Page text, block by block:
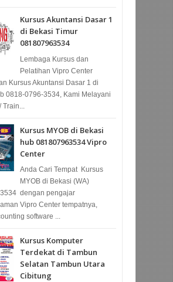
Kursus Akuntansi Dasar 1
di Bekasi Timur
081807963534
Lembaga Kursus dan
Pelatihan Vipro Center
Kursus Akuntansi Dasar 1 di
0818-0796-3534, Kami Melayani
Kursus MYOB di Bekasi
hub 081807963534 Vipro
Center
Anda Cari Tempat Kursus
MYOB di Bekasi (WA)
dengan pengajar
Vipro Center tempatnya,
software ...
Kursus Komputer
Terdekat di Tambun
Selatan Tambun Utara
Cibitung